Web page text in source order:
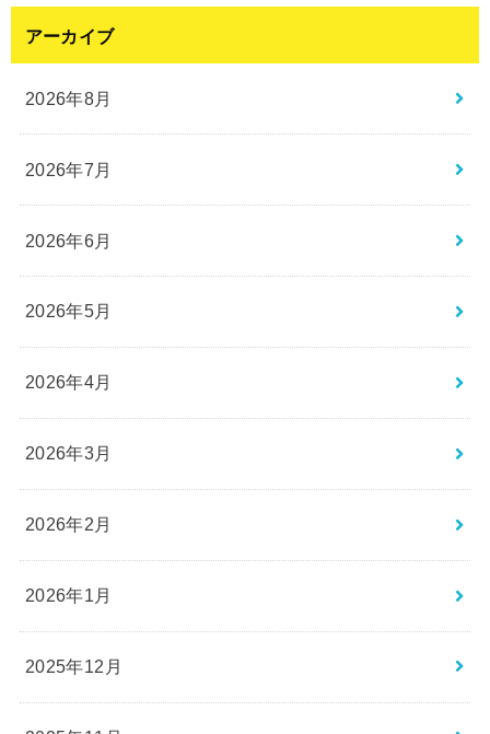
アーカイブ
2026年8月
2026年7月
2026年6月
2026年5月
2026年4月
2026年3月
2026年2月
2026年1月
2025年12月